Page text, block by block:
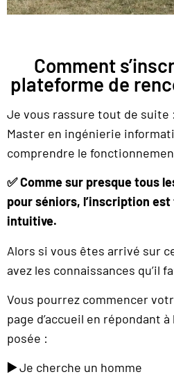
Comment
plateforme de
Je vous rassure tout de suite
Master en ingénierie
comprendre le
✅Comme sur presque tous
pour séniors, l’inscription
intuitive.
Alors si vous êtes arrivé sur
avez les connaissances qu’il
Vous pourrez commencer
page d’accueil en répondant
posée :
▶️Je cherche un homme